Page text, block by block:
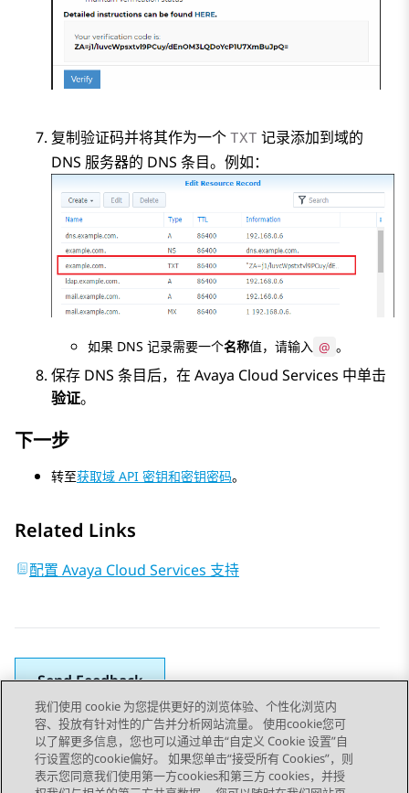
复制验证码并将其作为一个 TXT 记录添加到域的
DNS 服务器的 DNS 条目。例如：
如果 DNS 记录需要一个名称值，请输入 @ 。
保存 DNS 条目后，在 Avaya Cloud Services 中单击
验证。
下一步
转至获取域 API 密钥和密钥密码。
Related Links
配置 Avaya Cloud Services 支持
Send Feedback
Topic navigation
上一主题 下一主题
我们使用 cookie 为您提供更好的浏览体验、个性化浏览内
容、投放有针对性的广告并分析网站流量。 使用cookie您可
以了解更多信息，您也可以通过单击“自定义 Cookie 设置”自
行设置您的cookie偏好。 如果您单击“接受所有 Cookies”，则
表示您同意我们使用第一方cookies和第三方 cookies，并授